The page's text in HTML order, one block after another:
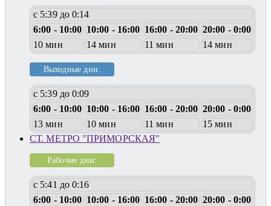
с 5:39 до 0:14
6:00 - 10:00 10:00 - 16:00 16:00 - 20:00 20:00 - 0:00
10 мин
14 мин 11 мин 14 мин
Выходные дни:
с 5:39 до 0:09
6:00 - 10:00 10:00 - 16:00 16:00 - 20:00 20:00 - 0:00
13 мин
10 мин 11 мин
15 мин
СТ. МЕТРО "ПРИМОРСКАЯ"
Рабочие дни:
с 5:41 до 0:16
6:00 - 10:00 10:00 - 16:00 16:00 - 20:00 20:00 - 0:00